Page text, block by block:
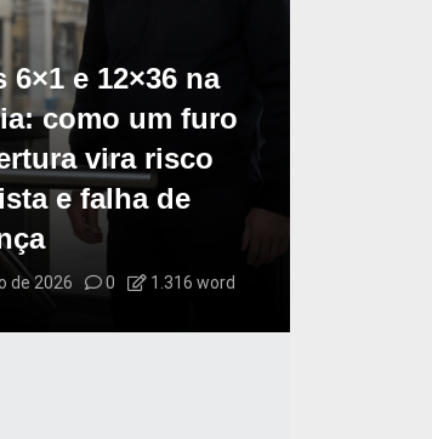
6×1 e 12×36 na
como um furo
vira risco
e falha de
de 2026 0 1.316 word